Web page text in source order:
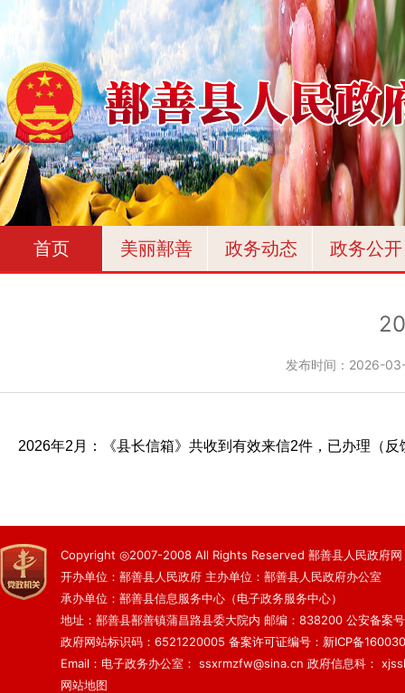
首页 美丽鄯善 政务动态 政务公开
发布时间： 2026-
2026年2月：《县长信箱》共收到有效来信2件，已办理（反
Copyright ◎2007-2008 All Rights Reserved 鄯善县人民政府网
开办单位：鄯善县人民政府 主办单位：鄯善县人民政府办公室
承办单位：鄯善县信息服务中心（电子政务服务中心）
地址：鄯善县鄯善镇蒲昌路县委大院内 邮编：838200 公安备案
政府网站标识码：6521220005 备案许可证编号：新ICP备
Email：电子政务办公室： ssxrmzfw@sina.cn 政府信息科：
网站地图